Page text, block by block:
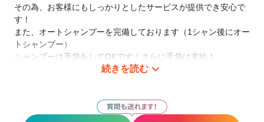
その為、お客様にもしっかりとしたサービスが提供でき安心で
す！
また、オートシャンプーを完備しております（1シャン後にオー
トシャンプー）
シャンプーは手袋をしてOKです！さらに手袋は支給！
シャンプー後のドライはセルフでお客様にお願いしておりま
受付時間も短くワークライフバランス良く働けます！
続きを読む